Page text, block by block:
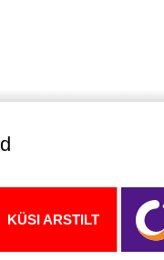
KÜSI ARSTILT